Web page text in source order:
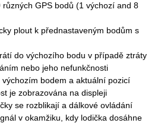
GPS bodů (1 výchozí and 8
plout k přednastaveným bodům s
do výchozího bodu v případě ztráty
nebo jeho nefunkčnosti
bodem a aktuální pozicí
je zobrazována na displeji
se rozblikají a dálkové ovládání
v okamžiku, kdy lodička dosáhne